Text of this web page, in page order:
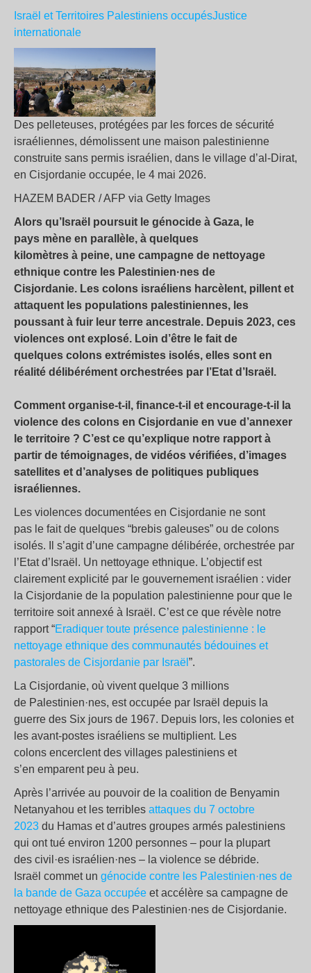
Israël et Territoires Palestiniens occupésJustice
internationale
Des pelleteuses, protégées par les forces de sécurité
israéliennes, démolissent une maison palestinienne
construite sans permis israélien, dans le village d’al-Dirat,
en Cisjordanie occupée, le 4 mai 2026.
HAZEM BADER / AFP via Getty Images
Alors qu’Israël poursuit le génocide à Gaza, le
pays mène en parallèle, à quelques
kilomètres à peine, une campagne de nettoyage
ethnique contre les Palestinien·nes de
Cisjordanie. Les colons israéliens harcèlent, pillent et
attaquent les populations palestiniennes, les
poussant à fuir leur terre ancestrale. Depuis 2023, ces
violences ont explosé. Loin d’être le fait de
quelques colons extrémistes isolés, elles sont en
réalité délibérément orchestrées par l’Etat d’Israël.
Comment organise-t-il, finance-t-il et encourage-t-il la
violence des colons en Cisjordanie en vue d’annexer
le territoire ? C’est ce qu’explique notre rapport à
partir de témoignages, de vidéos vérifiées, d’images
satellites et d’analyses de politiques publiques
israéliennes.
Les violences documentées en Cisjordanie ne sont
pas le fait de quelques “brebis galeuses” ou de colons
isolés. Il s’agit d’une campagne délibérée, orchestrée par
l’Etat d’Israël. Un nettoyage ethnique. L’objectif est
clairement explicité par le gouvernement israélien : vider
la Cisjordanie de la population palestinienne pour que le
territoire soit annexé à Israël. C’est ce que révèle notre
rapport “Eradiquer toute présence palestinienne : le
nettoyage ethnique des communautés bédouines et
pastorales de Cisjordanie par Israël ”.
La Cisjordanie, où vivent quelque 3 millions
de Palestinien·nes, est occupée par Israël depuis la
guerre des Six jours de 1967. Depuis lors, les colonies et
les avant-postes israéliens se multiplient. Les
colons encerclent des villages palestiniens et
s’en emparent peu à peu.
Après l’arrivée au pouvoir de la coalition de Benyamin
Netanyahou et les terribles attaques du 7 octobre
2023 du Hamas et d’autres groupes armés palestiniens
qui ont tué environ 1200 personnes – pour la plupart
des civil·es israélien·nes – la violence se débride.
Israël commet un génocide contre les Palestinien·nes de
la bande de Gaza occupée et accélère sa campagne de
nettoyage ethnique des Palestinien·nes de Cisjordanie.